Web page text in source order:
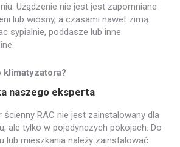
Użądzenie nie jest jest zapomniane
lub wiosny, a czasami nawet zimą
sypialnie, poddasze lub inne
klimatyzatora?
naszego eksperta
ścienny RAC nie jest zainstalowany dla
ale tylko w pojedynczych pokojach. Do
lub mieszkania należy zainstalować